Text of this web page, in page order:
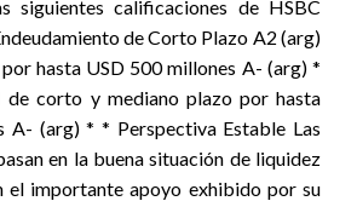
siguientes calificaciones de HSBC
de Corto Plazo A2 (arg)
hasta USD 500 millones A- (arg) *
de corto y mediano plazo por hasta
A- (arg) * * Perspectiva Estable Las
en la buena situación de liquidez
el importante apoyo exhibido por su